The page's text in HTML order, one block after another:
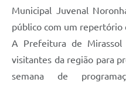
Municipal Juvenal
público com um repertório
A Prefeitura de
visitantes da região para
semana de